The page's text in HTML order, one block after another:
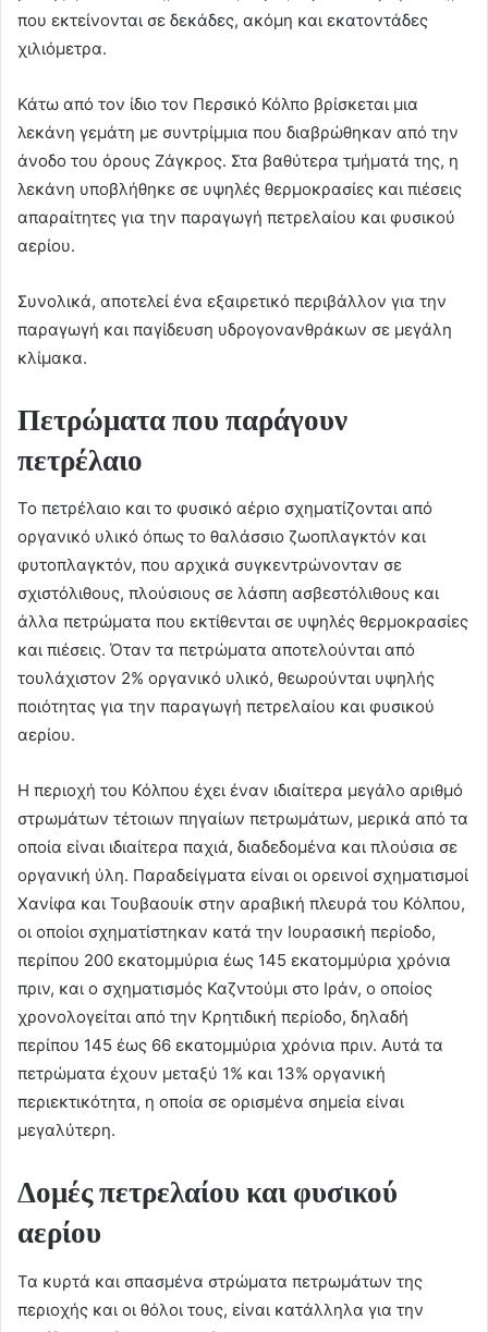
που εκτείνονται σε δεκάδες, ακόμη και εκατοντάδες
χιλιόμετρα.
Κάτω από τον ίδιο τον Περσικό Κόλπο βρίσκεται μια
λεκάνη γεμάτη με συντρίμμια που διαβρώθηκαν από την
άνοδο του όρους Ζάγκρος. Στα βαθύτερα τμήματά της, η
λεκάνη υποβλήθηκε σε υψηλές θερμοκρασίες και πιέσεις
απαραίτητες για την παραγωγή πετρελαίου και φυσικού
αερίου.
Συνολικά, αποτελεί ένα εξαιρετικό περιβάλλον για την
παραγωγή και παγίδευση υδρογονανθράκων σε μεγάλη
κλίμακα.
Πετρώματα που παράγουν
πετρέλαιο
Το πετρέλαιο και το φυσικό αέριο σχηματίζονται από
οργανικό υλικό όπως το θαλάσσιο ζωοπλαγκτόν και
φυτοπλαγκτόν, που αρχικά συγκεντρώνονταν σε
σχιστόλιθους, πλούσιους σε λάσπη ασβεστόλιθους και
άλλα πετρώματα που εκτίθενται σε υψηλές θερμοκρασίες
και πιέσεις. Όταν τα πετρώματα αποτελούνται από
τουλάχιστον 2% οργανικό υλικό, θεωρούνται υψηλής
ποιότητας για την παραγωγή πετρελαίου και φυσικού
αερίου.
Η περιοχή του Κόλπου έχει έναν ιδιαίτερα μεγάλο αριθμό
στρωμάτων τέτοιων πηγαίων πετρωμάτων, μερικά από τα
οποία είναι ιδιαίτερα παχιά, διαδεδομένα και πλούσια σε
οργανική ύλη. Παραδείγματα είναι οι ορεινοί σχηματισμοί
Χανίφα και Τουβαουίκ στην αραβική πλευρά του Κόλπου,
οι οποίοι σχηματίστηκαν κατά την Ιουρασική περίοδο,
περίπου 200 εκατομμύρια έως 145 εκατομμύρια χρόνια
πριν, και ο σχηματισμός Καζντούμι στο Ιράν, ο οποίος
χρονολογείται από την Κρητιδική περίοδο, δηλαδή
περίπου 145 έως 66 εκατομμύρια χρόνια πριν. Αυτά τα
πετρώματα έχουν μεταξύ 1% και 13% οργανική
περιεκτικότητα, η οποία σε ορισμένα σημεία είναι
μεγαλύτερη.
Δομές πετρελαίου και φυσικού
αερίου
Τα κυρτά και σπασμένα στρώματα πετρωμάτων της
περιοχής και οι θόλοι τους, είναι κατάλληλα για την